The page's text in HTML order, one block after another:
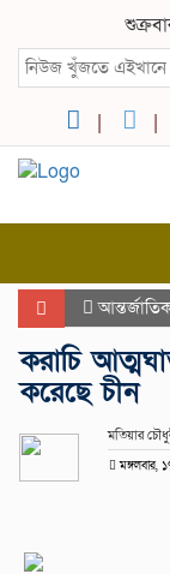
করাচি
করেছে চীন
মতিয়ার
মঙ্গলবার,